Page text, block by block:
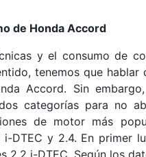
de Honda Accord
y el consumo de
tenemos que
Accord. Sin
categorías para no
de motor más
i-DTEC y 2.4. En primer
2.2 i-DTEC. Según los